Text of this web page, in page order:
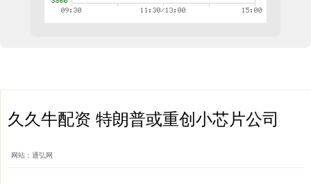
久久牛配资 特朗普或重创小芯片公司
网站：通弘网